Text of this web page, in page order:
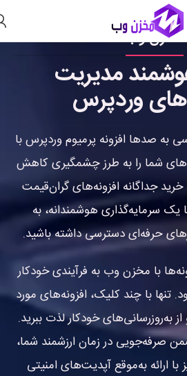
مخزن وب
مدیریت
وردپرس
به صدها افزونه پرمیوم وردپرس با
شما را به طرز چشمگیری کاهش
جداگانه افزونه‌های گران‌قیمت
یک سرمایه‌گذاری هوشمندانه، به
حرفه‌ای دسترسی داشته باشید.
با مخزن وب به فرآیندی خودکار
تنها با چند کلیک، افزونه‌های مورد
به‌روزرسانی‌های خودکار لذت ببرید.
صرفه‌جویی در زمان ارزشمند شما،
ارائه به‌موقع آپدیت‌های امنیتی